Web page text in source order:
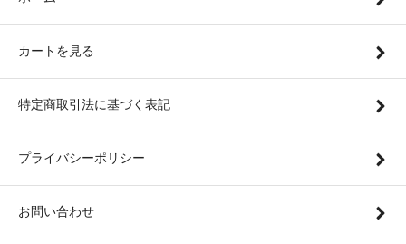
カートを見る
特定商取引法に基づく表記
プライバシーポリシー
お問い合わせ